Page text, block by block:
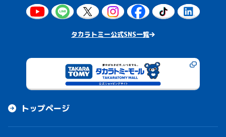
タカラトミー公式SNS一覧
トップページ